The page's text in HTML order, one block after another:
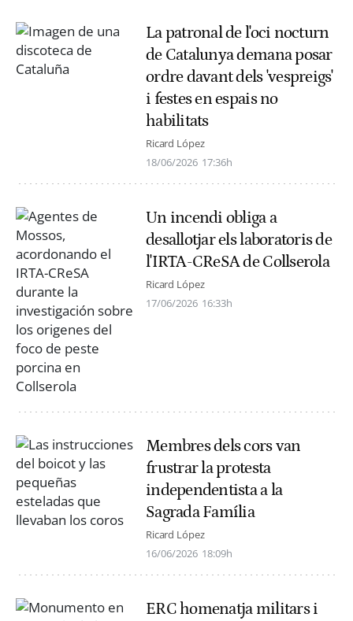
La patronal de l'oci nocturn
de Catalunya demana posar
ordre davant dels 'vespreigs'
i festes en espais no
habilitats
Ricard López
18/06/2026 17:36h
Un incendi obliga a
desallotjar els laboratoris de
l'IRTA-CReSA de Collserola
Ricard López
17/06/2026 16:33h
Membres dels cors van
frustrar la protesta
independentista a la
Sagrada Família
Ricard López
16/06/2026 18:09h
ERC homenatja militars i